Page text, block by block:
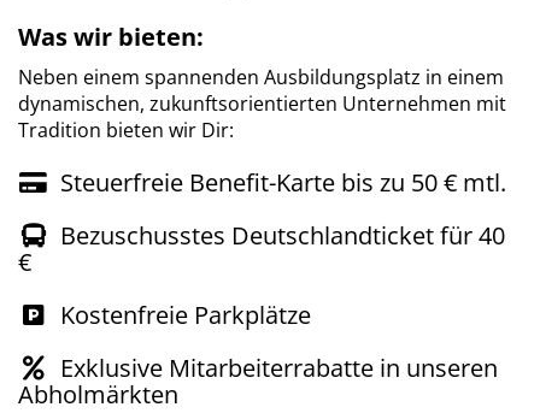
Was wir bieten:
Neben einem spannenden Ausbildungsplatz in einem
dynamischen, zukunftsorientierten Unternehmen mit
Tradition bieten wir Dir:
Steuerfreie Benefit-Karte bis zu 50 € mtl.
Bezuschusstes Deutschlandticket für 40
€
Kostenfreie Parkplätze
Exklusive Mitarbeiterrabatte in unseren
Abholmärkten